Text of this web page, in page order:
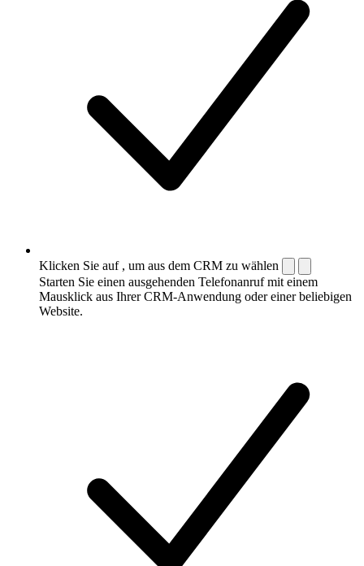
Klicken Sie auf , um aus dem CRM zu wählen
Starten Sie einen ausgehenden Telefonanruf mit einem
Mausklick aus Ihrer CRM-Anwendung oder einer beliebigen
Website.